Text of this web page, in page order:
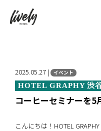
2025.05.27 | イベント
HOTEL GRAPHY 渋
コーヒーセミナーを5
こんにちは！HOTEL